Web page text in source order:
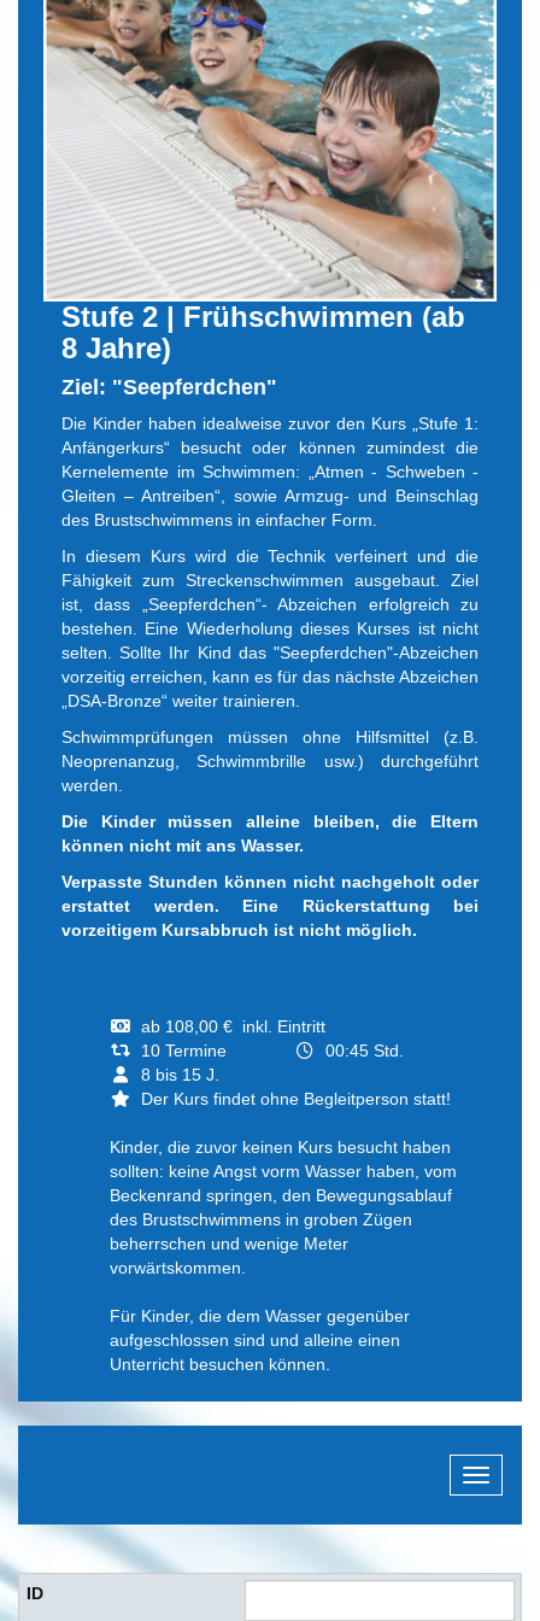
Stufe 2 | Frühschwimmen (ab
8 Jahre)
Ziel: "Seepferdchen"
Die Kinder haben idealweise zuvor den Kurs „Stufe 1:
Anfängerkurs“ besucht oder können zumindest die
Kernelemente im Schwimmen: „Atmen - Schweben -
Gleiten – Antreiben“, sowie Armzug- und Beinschlag
des Brustschwimmens in einfacher Form.
In diesem Kurs wird die Technik verfeinert und die
Fähigkeit zum Streckenschwimmen ausgebaut. Ziel
ist, dass „Seepferdchen“- Abzeichen erfolgreich zu
bestehen. Eine Wiederholung dieses Kurses ist nicht
selten. Sollte Ihr Kind das "Seepferdchen"-Abzeichen
vorzeitig erreichen, kann es für das nächste Abzeichen
„DSA-Bronze“ weiter trainieren.
Schwimmprüfungen müssen ohne Hilfsmittel (z.B.
Neoprenanzug, Schwimmbrille usw.) durchgeführt
werden.
Die Kinder müssen alleine bleiben, die Eltern
können nicht mit ans Wasser.
Verpasste Stunden können nicht nachgeholt oder
erstattet werden. Eine Rückerstattung bei
vorzeitigem Kursabbruch ist nicht möglich.
ab 108,00 € inkl. Eintritt
10 Termine
00:45 Std.
8 bis 15 J.
Der Kurs findet ohne Begleitperson statt!
Kinder, die zuvor keinen Kurs besucht haben
sollten: keine Angst vorm Wasser haben, vom
Beckenrand springen, den Bewegungsablauf
des Brustschwimmens in groben Zügen
beherrschen und wenige Meter
vorwärtskommen.
Für Kinder, die dem Wasser gegenüber
aufgeschlossen sind und alleine einen
Unterricht besuchen können.